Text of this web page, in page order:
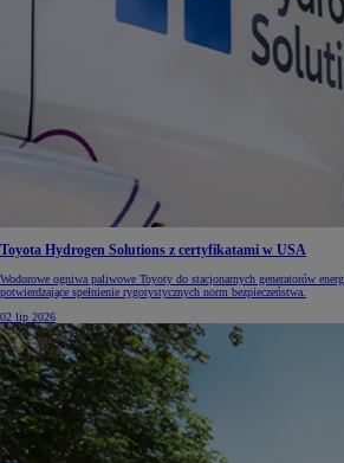
Toyota Hydrogen Solutions z certyfikatami w USA
Wodorowe ogniwa paliwowe Toyoty do stacjonarnych generatorów
potwierdzające spełnienie rygorystycznych norm bezpieczeństwa.
02 lip 2026